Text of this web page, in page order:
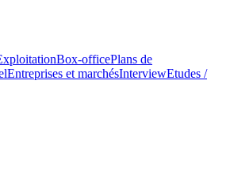
Box-officePlans de
Entreprises et marchésInterviewEtudes /